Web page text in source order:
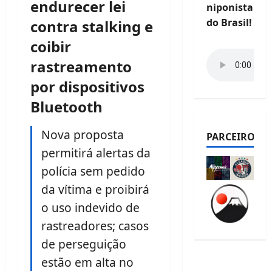
endurecer lei
contra stalking e
coibir
rastreamento
por dispositivos
Bluetooth
Nova proposta
permitirá alertas da
polícia sem pedido
da vítima e proibirá
o uso indevido de
rastreadores; casos
de perseguição
estão em alta no
niponista
do Brasil!
PARCEIROS